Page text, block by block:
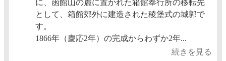
に、函館山の麓に置かれた箱館奉行所の移転先
として、箱館郊外に建造された稜堡式の城郭で
す。
1866年（慶応2年）の完成からわずか2年...
続きを見る